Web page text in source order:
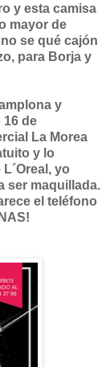
y esta camisa
mayor de
se qué cajón
para Borja y
y
de
La Morea
y lo
yo
ser maquillada.
el teléfono